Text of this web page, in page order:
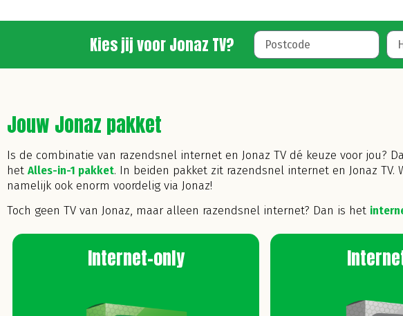
Kies jij voor Jonaz TV?
Jouw Jonaz pakket
Is de combinatie van razendsnel internet en Jonaz TV dé keuze voor jou?
het Alles-in-1 pakket. In beiden pakket zit razendsnel internet en Jonaz TV.
namelijk ook enorm voordelig via Jonaz!
Toch geen TV van Jonaz, maar alleen razendsnel internet? Dan is het
Internet-only